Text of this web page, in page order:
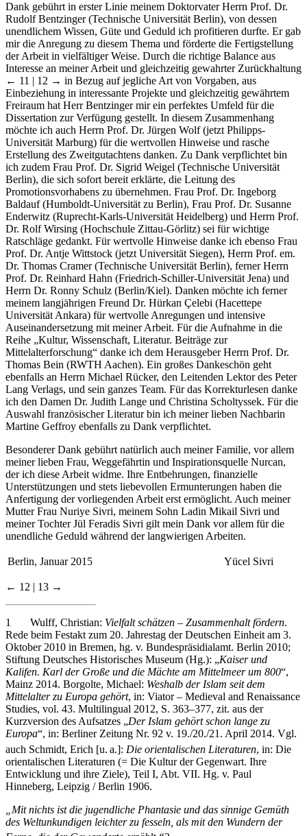
Rudolf Bentzinger (Technische Universität Berlin), von dessen
unendlichem Wissen, Güte und Geduld ich profitieren durfte. Er gab
mir die Anregung zu diesem Thema und förderte die Fertigstellung
der Arbeit in vielfältiger Weise. Durch die richtige Balance aus
Interesse an meiner Arbeit und gleichzeitig gewahrter Zurückhaltung
← 11 |12 →in Bezug auf jegliche Art von Vorgaben, aus
Einbeziehung in interessante Projekte und gleichzeitig gewährtem
Freiraum hat Herr Bentzinger mir ein perfektes Umfeld für die
Dissertation zur Verfügung gestellt. In diesem Zusammenhang
möchte ich auch Herrn Prof. Dr. Jürgen Wolf (jetzt Philipps-
Universität Marburg) für die wertvollen Hinweise und rasche
Erstellung des Zweitgutachtens danken. Zu Dank verpflichtet bin
ich zudem Frau Prof. Dr. Sigrid Weigel (Technische Universität
Berlin), die sich sofort bereit erklärte, die Leitung des
Promotionsvorhabens zu übernehmen. Frau Prof. Dr. Ingeborg
Baldauf (Humboldt-Universität zu Berlin), Frau Prof. Dr. Susanne
Enderwitz (Ruprecht-Karls-Universität Heidelberg) und Herrn Prof.
Dr. Rolf Wirsing (Hochschule Zittau-Görlitz) sei für wichtige
Ratschläge gedankt. Für wertvolle Hinweise danke ich ebenso Frau
Prof. Dr. Antje Wittstock (jetzt Universität Siegen), Herrn Prof. em.
Dr. Thomas Cramer (Technische Universität Berlin), ferner Herrn
Prof. Dr. Reinhard Hahn (Friedrich-Schiller-Universität Jena) und
Herrn Dr. Ronny Schulz (Berlin/Kiel). Danken möchte ich ferner
meinem langjährigen Freund Dr. Hürkan Çelebi (Hacettepe
Universität Ankara) für wertvolle Anregungen und intensive
Auseinandersetzung mit meiner Arbeit. Für die Aufnahme in die
Reihe „Kultur, Wissenschaft, Literatur. Beiträge zur
Mittelalterforschung“ danke ich dem Herausgeber Herrn Prof. Dr.
Thomas Bein (RWTH Aachen). Ein großes Dankeschön geht
ebenfalls an Herrn Michael Rücker, den Leitenden Lektor des Peter
Lang Verlags, und sein ganzes Team. Für das Korrekturlesen danke
ich den Damen Dr. Judith Lange und Christina Scholtyssek. Für die
Auswahl französischer Literatur bin ich meiner lieben Nachbarin
Martine Geffroy ebenfalls zu Dank verpflichtet.
meiner lieben Frau, Weggefährtin und Inspirationsquelle Nurcan,
der ich diese Arbeit widme. Ihre Entbehrungen, finanzielle
Unterstützungen und stets liebevollen Ermunterungen haben die
Anfertigung der vorliegenden Arbeit erst ermöglicht. Auch meiner
Mutter Frau Nuriye Sivri, meinem Sohn Ladin Mikail Sivri und
meiner Tochter Jül Feradis Sivri gilt mein Dank vor allem für die
unendliche Geduld während der langwierigen Arbeiten.
Rede beim Festakt zum 20. Jahrestag der Deutschen Einheit am 3.
Oktober 2010 in Bremen, hg. v. Bundespräsidialamt. Berlin 2010;
Stiftung Deutsches Historisches Museum (Hg.): „Kaiser und
Kalifen. Karl der Große und die Mächte am Mittelmeer um 800
Mainz 2014. Borgolte, Michael: Weshalb der Islam seit dem
Mittelalter zu Europa gehört, in: Viator – Medieval and Renaissance
Studies, vol. 43. Multilingual 2012, S. 363–377, zit. aus der
Kurzversion des Aufsatzes „Der Islam gehört schon lange zu
Europa“, in: Berliner Zeitung Nr. 92 v. 19./20./21. April 2014. Vgl.
auch Schmidt, Erich [u.a.]:Die orientalischen Literaturen, in: Die
orientalischen Literaturen (= Die Kultur der Gegenwart. Ihre
Entwicklung und ihre Ziele), Teil I, Abt. VII. Hg. v. Paul
Hinneberg, Leipzig / Berlin 1906.
des Weltunkundigen leichter zu fesseln, als mit den Wundern der
Ferne, die der Gewanderte erzählt.“2